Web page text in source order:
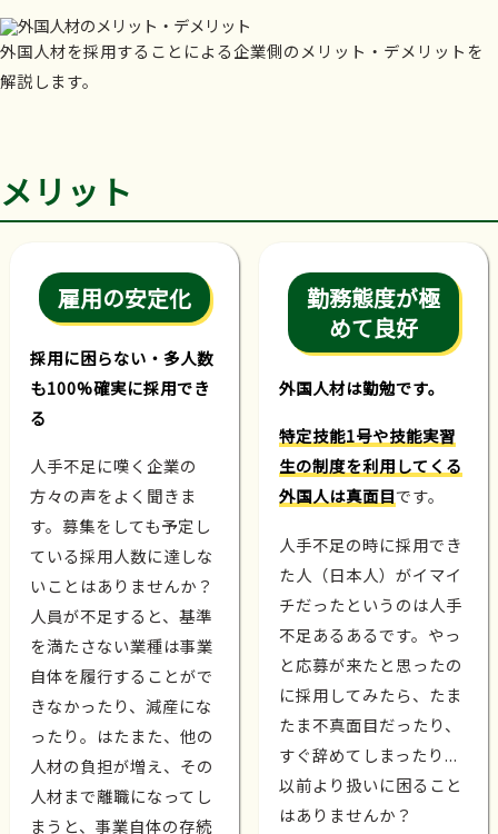
外国人材を採用することによる企業側のメリット・デメリットを
解説します。
メリット
雇用の安定化
採用に困らない・多人数
も100%確実に採用でき
る
人手不足に嘆く企業の
方々の声をよく聞きま
す。募集をしても予定し
ている採用人数に達しな
いことはありませんか？
人員が不足すると、基準
を満たさない業種は事業
自体を履行することがで
きなかったり、減産にな
ったり。はたまた、他の
人材の負担が増え、その
人材まで離職になってし
まうと、事業自体の存続
勤務態度が極
めて良好
外国人材は勤勉です。
特定技能1号や技能実習
生の制度を利用してくる
外国人は真面目です。
人手不足の時に採用でき
た人（日本人）がイマイ
チだったというのは人手
不足あるあるです。やっ
と応募が来たと思ったの
に採用してみたら、たま
たま不真面目だったり、
すぐ辞めてしまったり...
以前より扱いに困ること
はありませんか？